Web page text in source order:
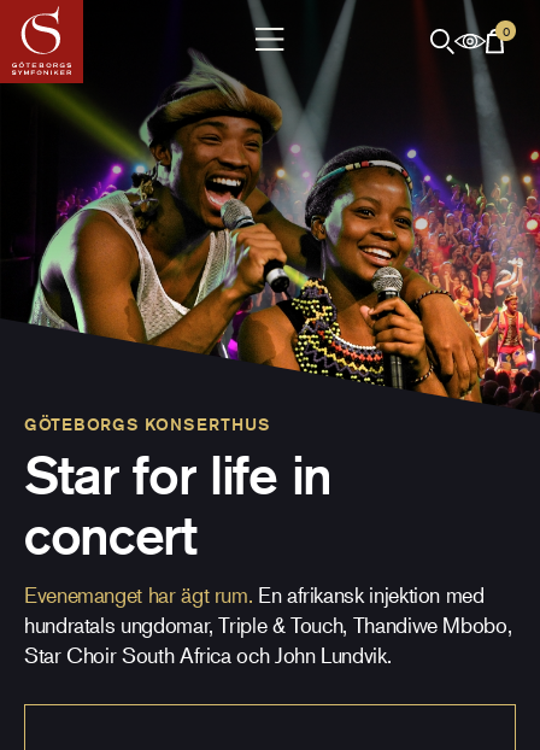
0
GÖTEBORGS KONSERTHUS
Star for life in
concert
Evenemanget har ägt rum. En afrikansk injektion med
hundratals ungdomar, Triple & Touch, Thandiwe Mbobo,
Star Choir South Africa och John Lundvik.